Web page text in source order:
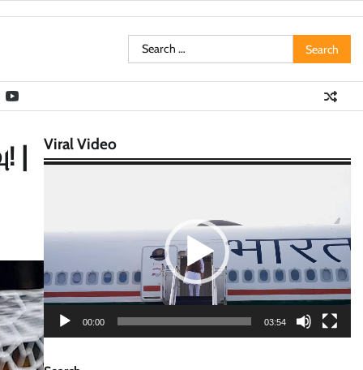
Search
for:
|
Viral Video
00:00 03:54